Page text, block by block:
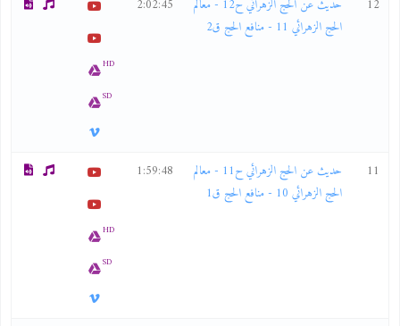
12
حديث عن الحج الزهرائي ح12 - معالم
الحج الزهرائي 11 - منافع الحج ق2
2:02:45
HD
SD
11
حديث عن الحج الزهرائي ح11 - معالم
الحج الزهرائي 10 - منافع الحج ق1
1:59:48
HD
SD